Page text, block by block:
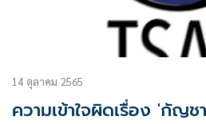
14 ตุลาคม 2565
ความเข้าใจผิดเรื่อง 'กัญ